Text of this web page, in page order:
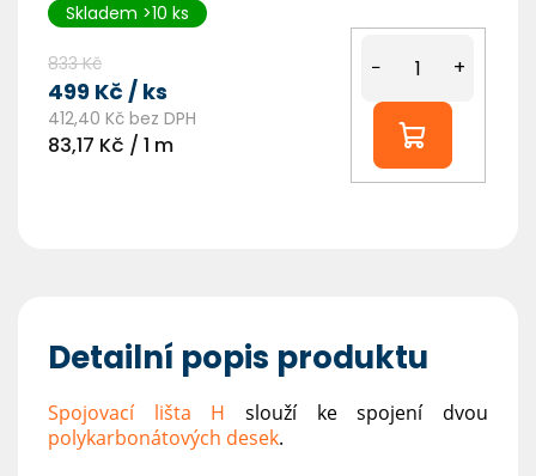
Skladem >10 ks
833 Kč
499 Kč / ks
412,40 Kč bez DPH
Měrná
83,17 Kč / 1 m
+
−
Detailní popis produktu
Spojovací lišta H slouží ke spojení dvou
polykarbonátových desek.